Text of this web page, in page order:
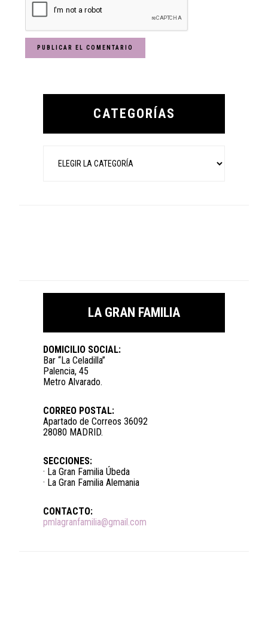
Primary
CATEGORÍAS
LA GRAN FAMILIA
DOMICILIO SOCIAL:
Bar “La Celadilla”
Palencia, 45
Metro Alvarado.
CORREO POSTAL:
Apartado de Correos 36092
28080 MADRID.
SECCIONES:
· La Gran Familia Úbeda
· La Gran Familia Alemania
CONTACTO:
pmlagranfamilia@gmail.com